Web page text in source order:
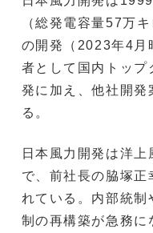
（総発電容量57万
の開発（2023年4月
者として国内トップ
発に加え、他社開発
る。
日本風力開発は洋
で、前社長の脇塚正
れている。内部統制
制の再構築が急務に